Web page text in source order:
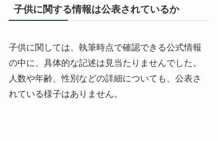
子供に関する情報は公表されているか
子供に関しては、執筆時点で確認できる公式情報
の中に、具体的な記述は見当たりませんでした。
人数や年齢、性別などの詳細についても、公表さ
れている様子はありません。